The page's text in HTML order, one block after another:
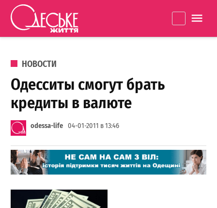
Перейти к содержанию
життя
ОПУБЛИКОВАНО В
НОВОСТИ
Одесситы смогут брать
кредиты в валюте
odessa-life 04-01-2011 в 13:46